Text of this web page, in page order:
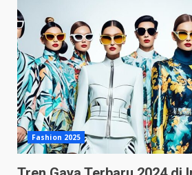
Fashion 2025